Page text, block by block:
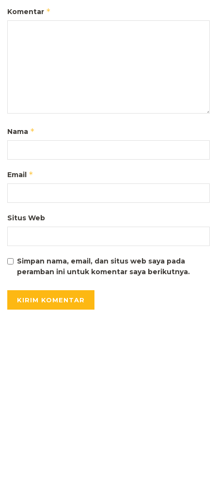
Komentar *
Nama *
Email *
Situs Web
Simpan nama, email, dan situs web saya pada
peramban ini untuk komentar saya berikutnya.